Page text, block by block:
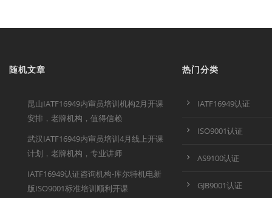
随机文章
昆山IATF16949内审员培训机构2月开课
安排，老牌机构，值得信赖
武汉IATF16949内审员培训4月线上开课
计划，老牌机构，专业讲师
IATF16949认证咨询机构-库尔特机电新
版ISO9001标准培训顺利开课
热门分类
IATF16949认证
ISO9001认证
AS9100认证
GJB9001认证